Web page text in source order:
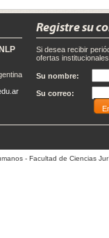
Registre su
Si desea recibir
ofertas
Su nombre:
Su correo:
- Facultad de Ciencias